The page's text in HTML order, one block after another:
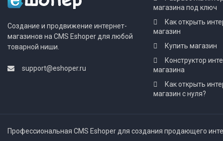
Создание и продвижение интернет-
магазинов на CMS Eshoper для любой
товарной ниши.
support@eshoper.ru
магазина под ключ
Как открыть
магазин
Купить магазин
Конструктор
магазина
Как открыть
магазин с нуля?
Профессиональная CMS Eshoper для создания продающего